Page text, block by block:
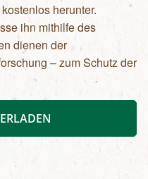
herunter.
ihn mithilfe des
dienen der
– zum Schutz der